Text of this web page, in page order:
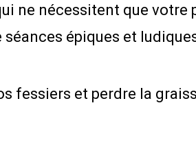
ne nécessitent que votre
épiques et
fessiers et perdre la